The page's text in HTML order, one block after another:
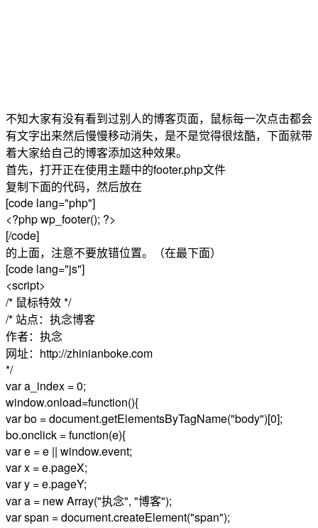
不知大家有没有看到过别人的博客页面，鼠标每一次点击都会
有文字出来然后慢慢移动消失，是不是觉得很炫酷，下面就带
着大家给自己的博客添加这种效果。
首先，打开正在使用主题中的footer.php文件
复制下面的代码，然后放在
[code lang="php"]
<?php wp_footer(); ?>
[/code]
的上面，注意不要放错位置。（在最下面）
[code lang="js"]
<script>
/* 鼠标特效 */
/* 站点：执念博客
作者：执念
网址：http://zhinianboke.com
*/
var a_index = 0;
window.onload=function(){
var bo = document.getElementsByTagName("body")[0];
bo.onclick = function(e){
var e = e || window.event;
var x = e.pageX;
var y = e.pageY;
var a = new Array("执念", "博客");
var span = document.createElement("span");